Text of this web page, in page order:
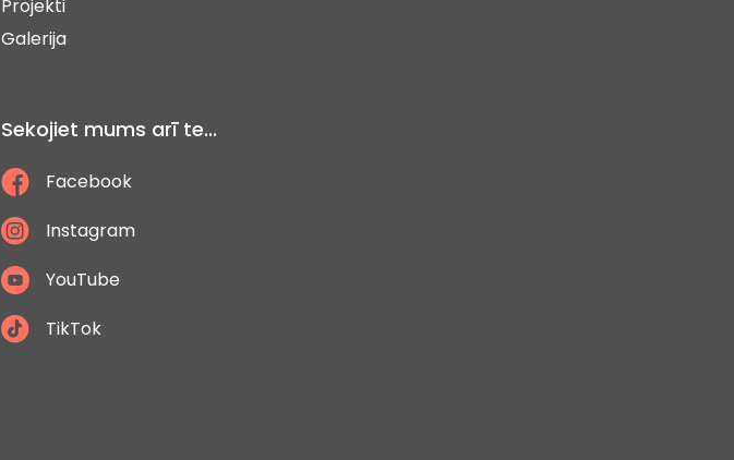
Projekti
Galerija
Sekojiet mums arī te...
Facebook
Instagram
YouTube
TikTok